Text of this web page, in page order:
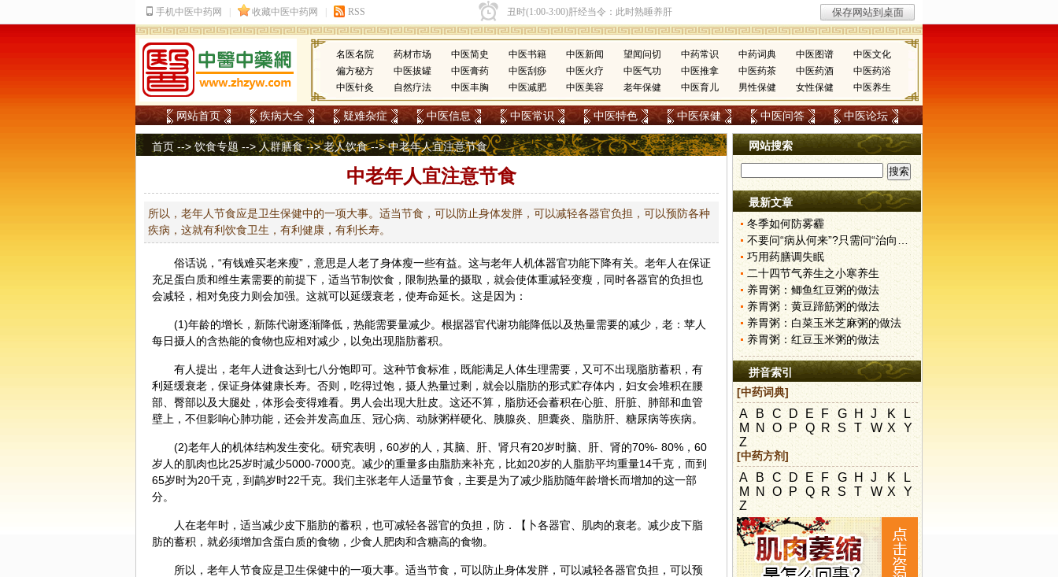
名医名院 药材市场 中医简史 中医书籍 中医新闻 望闻问切 中药常识 中药词典 中医图谱
中医文化
偏方秘方
中医拔罐 中医膏药 中医刮痧 中医火疗 中医气功 中医推拿 中医药茶 中医药酒
中医药浴
中医针灸
自然疗法 中医丰胸 中医减肥 中医美容 老年保健 中医育儿 男性保健 女性保健 中医养生
网站首页 疾病大全 疑难杂症 中医信息 中医常识 中医特色 中医保健 中医问答 中医论坛
首页 -->饮食专题 -->人群膳食-->老人饮食--> 中老年人宜注意节食
中老年人宜注意节食
所以，老年人节食应是卫生保健中的一项大事。适当节食，可以防止身体发胖，可以减轻各器官负担，可以预防各种
疾病，这就有利饮食卫生，有利健康，有利长寿。
俗话说，“有钱难买老来瘦”，意思是人老了身体瘦一些有益。这与老年人机体器官功能下降有关。老年人在保证
充足蛋白质和维生素需要的前提下，适当节制饮食，限制热量的摄取，就会使体重减轻变瘦，同时各器官的负担也
会减轻，相对免疫力则会加强。这就可以延缓衰老，使寿命延长。这是因为：
(1)年龄的增长，新陈代谢逐渐降低，热能需要量减少。根据器官代谢功能降低以及热量需要的减少，老：苹人
每日摄人的含热能的食物也应相对减少，以免出现脂肪蓄积。
有人提出，老年人进食达到七八分饱即可。这种节食标准，既能满足人体生理需要，又可不出现脂肪蓄积，有
利延缓衰老，保证身体健康长寿。否则，吃得过饱，摄人热量过剩，就会以脂肪的形式贮存体内，妇女会堆积在腰
部、臀部以及大腿处，体形会变得难看。男人会出现大肚皮。这还不算，脂肪还会蓄积在心脏、肝脏、肺部和血管
壁上，不但影响心肺功能，还会并发高血压、冠心病、动脉粥样硬化、胰腺炎、胆囊炎、脂肪肝、糖尿病等疾病。
(2)老年人的机体结构发生变化。研究表明，60岁的人，其脑、肝、肾只有20岁时脑、肝、肾的70%- 80%，60
岁人的肌肉也比25岁时减少5000-7000克。减少的重量多由脂肪来补充，比如20岁的人脂肪平均重量14千克，而到
65岁时为20千克，到鹋岁时22千克。我们主张老年人适量节食，主要是为了减少脂肪随年龄增长而增加的这一部
分。
人在老年时，适当减少皮下脂肪的蓄积，也可减轻各器官的负担，防．【卜各器官、肌肉的衰老。减少皮下脂
肪的蓄积，就必须增加含蛋白质的食物，少食人肥肉和含糖高的食物。
所以，老年人节食应是卫生保健中的一项大事。适当节食，可以防止身体发胖，可以减轻各器官负担，可以预
网站搜索
最新文章
冬季如何防雾霾
不要问“病从何来”?只需问“治向何去”?
巧用药膳调失眠
二十四节气养生之小寒养生
养胃粥：鲫鱼红豆粥的做法
养胃粥：黄豆蹄筋粥的做法
养胃粥：白菜玉米芝麻粥的做法
养胃粥：红豆玉米粥的做法
拼音索引
[中药词典]
A B C D E F G H J K
L
M N O P Q R S T W X
Y
Z
[中药方剂]
A B C D E F G H J K
L
M N O P Q R S T W X
Y
Z